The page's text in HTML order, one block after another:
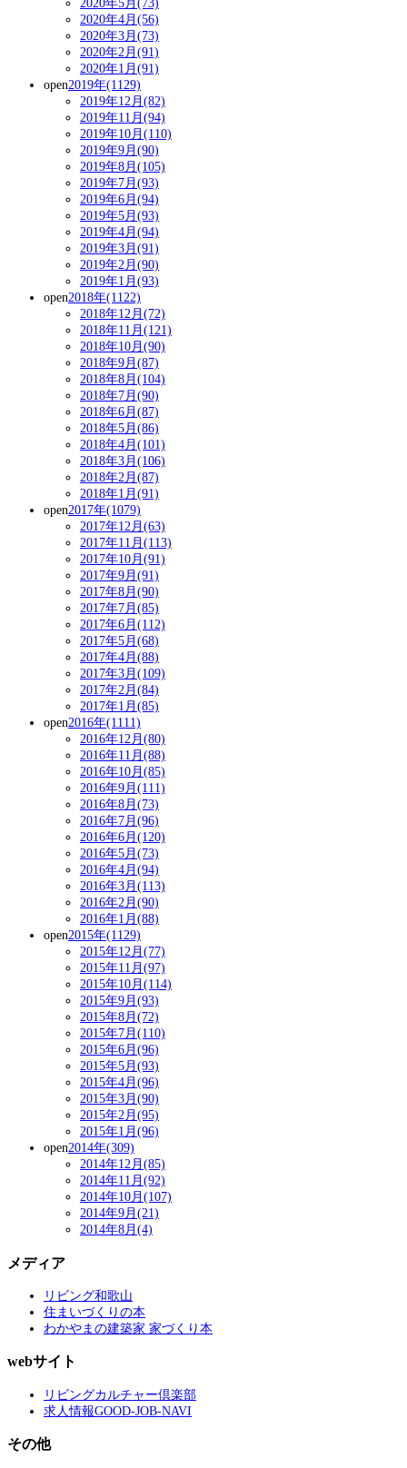
2020年5月(73)
2020年4月(56)
2020年3月(73)
2020年2月(91)
2020年1月(91)
open2019年(1129)
2019年12月(82)
2019年11月(94)
2019年10月(110)
2019年9月(90)
2019年8月(105)
2019年7月(93)
2019年6月(94)
2019年5月(93)
2019年4月(94)
2019年3月(91)
2019年2月(90)
2019年1月(93)
open2018年(1122)
2018年12月(72)
2018年11月(121)
2018年10月(90)
2018年9月(87)
2018年8月(104)
2018年7月(90)
2018年6月(87)
2018年5月(86)
2018年4月(101)
2018年3月(106)
2018年2月(87)
2018年1月(91)
open2017年(1079)
2017年12月(63)
2017年11月(113)
2017年10月(91)
2017年9月(91)
2017年8月(90)
2017年7月(85)
2017年6月(112)
2017年5月(68)
2017年4月(88)
2017年3月(109)
2017年2月(84)
2017年1月(85)
open2016年(1111)
2016年12月(80)
2016年11月(88)
2016年10月(85)
2016年9月(111)
2016年8月(73)
2016年7月(96)
2016年6月(120)
2016年5月(73)
2016年4月(94)
2016年3月(113)
2016年2月(90)
2016年1月(88)
open2015年(1129)
2015年12月(77)
2015年11月(97)
2015年10月(114)
2015年9月(93)
2015年8月(72)
2015年7月(110)
2015年6月(96)
2015年5月(93)
2015年4月(96)
2015年3月(90)
2015年2月(95)
2015年1月(96)
open2014年(309)
2014年12月(85)
2014年11月(92)
2014年10月(107)
2014年9月(21)
2014年8月(4)
メディア
リビング和歌山
住まいづくりの本
わかやまの建築家 家づくり本
webサイト
リビングカルチャー倶楽部
求人情報GOOD-JOB-NAVI
その他